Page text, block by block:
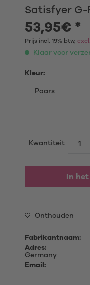
Satisfyer G-
53,95€ *
Prijs incl. 19% btw,
Klaar voor
Kleur:
Kwantiteit
In
Onthouden
Fabrikantnaam:
Adres:
Germany
Email: